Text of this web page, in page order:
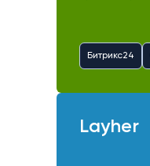
Битрикс24
Layher